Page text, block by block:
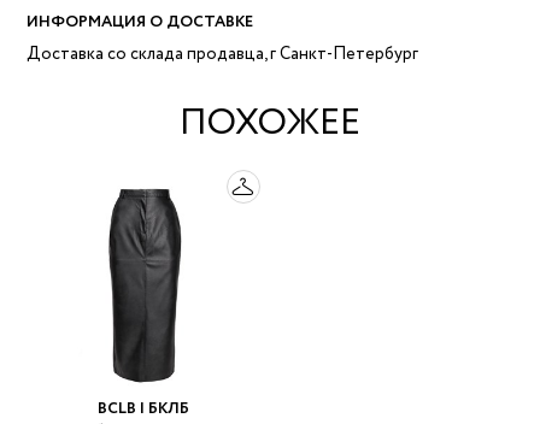
ИНФОРМАЦИЯ О ДОСТАВКЕ
Доставка со склада продавца, г Санкт-Петербург
ПОХОЖЕЕ
BCLB | БКЛБ